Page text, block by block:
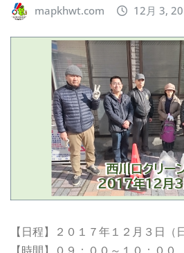
mapkhwt.com 12月 3,
【日程】２０１７年１２月３日（日